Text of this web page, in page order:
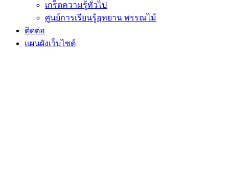
เกร็ดความรู้ทั่วไป
ศูนย์การเรียนรู้อุทยาน พรรณไม้
ติดต่อ
แผนผังเว็บไซต์